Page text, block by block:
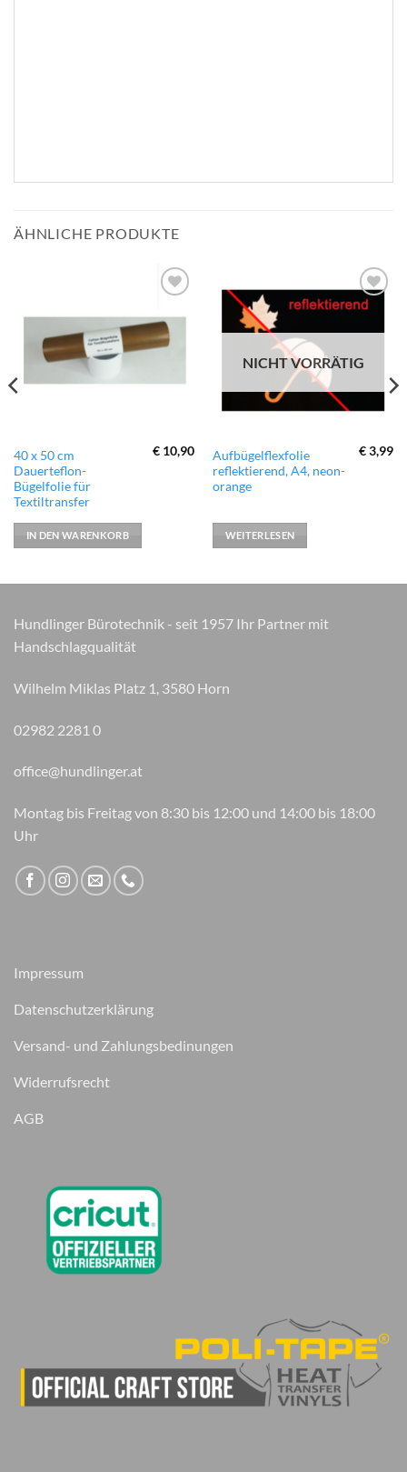
ÄHNLICHE PRODUKTE
Wunschliste
hinzufügen
40 x 50 cm
Dauerteflon-
Bügelfolie für
Textiltransfer
€ 10,90
IN DEN WARENKORB
zur
hinzufügen
NICHT VORRÄTIG
Aufbügelflexfolie
reflektierend, A4, neon-
orange
€3,99
WEITERLESEN
Hundlinger Bürotechnik - seit 1957 Ihr Partner mit
Handschlagqualität
Wilhelm Miklas Platz 1, 3580 Horn
02982 2281 0
office@hundlinger.at
Montag bis Freitag von 8:30 bis 12:00 und 14:00 bis 18:00
Uhr
Impressum
Datenschutzerklärung
Versand- und Zahlungsbedinungen
Widerrufsrecht
AGB